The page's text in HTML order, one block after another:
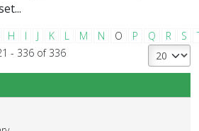
H I J K L M N O P Q R S
- 336 of 336